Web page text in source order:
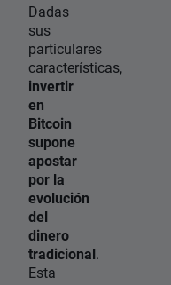
Dadas
sus
particulares
características,
invertir
en
Bitcoin
supone
apostar
por la
evolución
del
dinero
tradicional.
Esta